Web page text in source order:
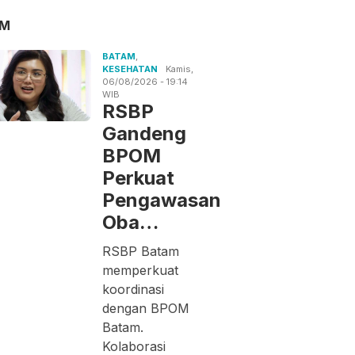
BATAM
KESEHATAN
Kamis,
06/08/2026 - 19:14
WIB
RSBP
Gandeng
BPOM
Perkuat
Pengawasan
Oba…
RSBP Batam
memperkuat
koordinasi
dengan BPOM
Batam.
Kolaborasi